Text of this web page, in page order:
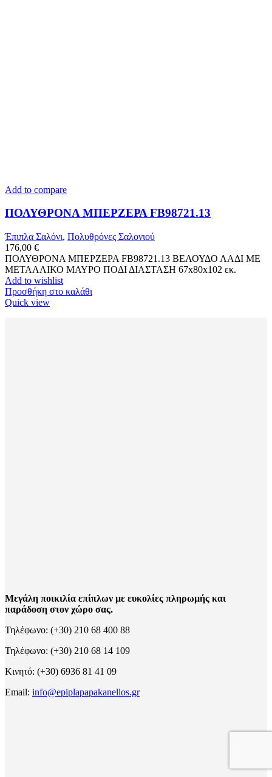
Add to compare
ΠΟΛΥΘΡΟΝΑ ΜΠΕΡΖΕΡΑ FB98721.13
Έπιπλα Σαλόνι, Πολυθρόνες Σαλονιού
176,00 €
ΠΟΛΥΘΡΟΝΑ ΜΠΕΡΖΕΡΑ FB98721.13 ΒΕΛΟΥΔΟ ΛΑΔΙ ΜΕ
ΜΕΤΑΛΛΙΚΟ ΜΑΥΡΟ ΠΟΔΙ ΔΙΑΣΤΑΣΗ 67x80x102 εκ.
Add to wishlist
Προσθήκη στο καλάθι
Quick view
Μεγάλη ποικιλία επίπλων με ευκολίες πληρωμής και
παράδοση στον χώρο σας.
Τηλέφωνο: (+30) 210 68 400 88
Τηλέφωνο: (+30) 210 68 14 109
Κινητό: (+30) 6936 81 41 09
Email: info@epiplapapakanellos.gr